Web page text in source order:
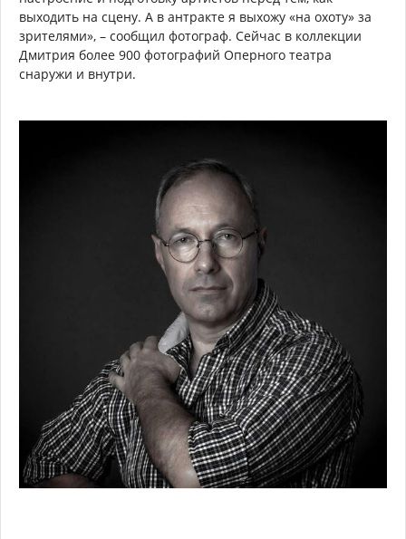
выходить на сцену. А в антракте я выхожу «на охоту» за
зрителями», – сообщил фотограф. Сейчас в коллекции
Дмитрия более 900 фотографий Оперного театра
снаружи и внутри.